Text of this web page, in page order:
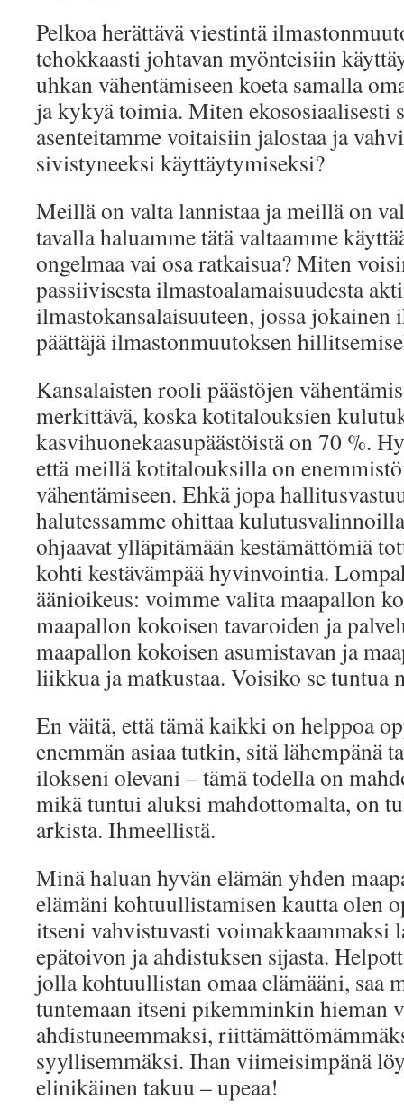
Pelkoa herättävä viestintä
tehokkaasti johtavan myönteisiin
uhkan vähentämiseen koeta samalla
ja kykyä toimia. Miten ekososiaalisesti
asenteitamme voitaisiin jalostaa ja
sivistyneeksi käyttäytymiseksi?
Meillä on valta lannistaa ja meillä on
tavalla haluamme tätä valtaamme
ongelmaa vai osa ratkaisua? Miten
passiivisesta ilmastoalamaisuudesta
ilmastokansalaisuuteen, jossa
päättäjä ilmastonmuutoksen
Kansalaisten rooli päästöjen
merkittävä, koska kotitalouksien
kasvihuonekaasupäästöistä on 70 %.
että meillä kotitalouksilla on
vähentämiseen. Ehkä jopa
halutessamme ohittaa
ohjaavat ylläpitämään kestämättömiä
kohti kestävämpää hyvinvointia.
äänioikeus: voimme valita maapallon
maapallon kokoisen tavaroiden ja
maapallon kokoisen asumistavan ja
liikkua ja matkustaa. Voisiko se tuntua
En väitä, että tämä kaikki on helppoa
enemmän asiaa tutkin, sitä lähempänä
ilokseni olevani – tämä todella on
mikä tuntui aluksi mahdottomalta, on
arkista. Ihmeellistä.
Minä haluan hyvän elämän yhden
elämäni kohtuullistamisen kautta olen
itseni vahvistuvasti voimakkaammaksi
epätoivon ja ahdistuksen sijasta.
jolla kohtuullistan omaa elämääni, saa
tuntemaan itseni pikemminkin hieman
ahdistuneemmaksi,
syyllisemmäksi. Ihan viimeisimpänä
elinikäinen takuu – upeaa!